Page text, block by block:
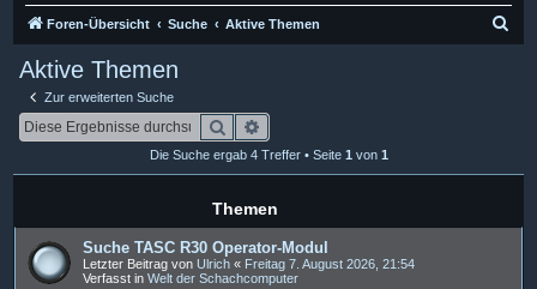
Foren-Übersicht Suche Aktive Themen
Aktive Themen
Zur erweiterten Suche
Suche
Die Suche ergab 4 Treffer • Seite 1 von 1
Themen
Suche TASC R30 Operator-Modul
Letzter Beitrag von Ulrich « Freitag 7. August 2026, 21:54
Verfasst in Welt der Schachcomputer